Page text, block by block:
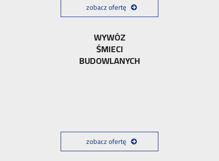
zobacz ofertę
WYWÓZ
ŚMIECI
BUDOWLANYCH
zobacz ofertę